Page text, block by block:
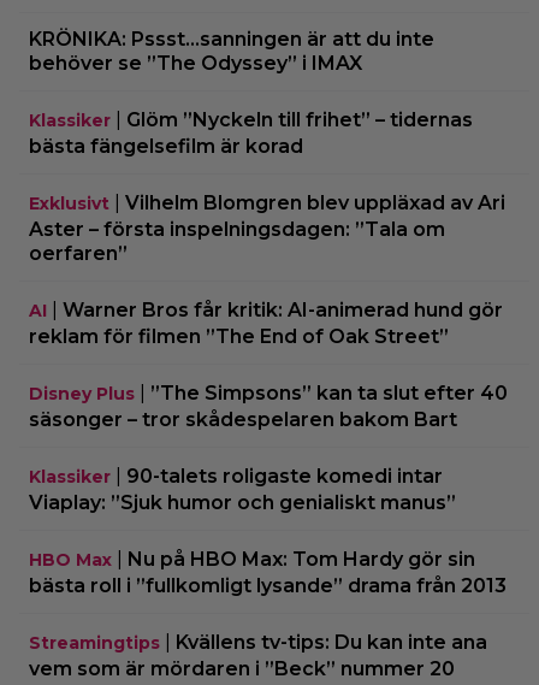
KRÖNIKA: Pssst…sanningen är att du inte
behöver se ”The Odyssey” i IMAX
Klassiker
Glöm ”Nyckeln till frihet” – tidernas
bästa fängelsefilm är korad
Exklusivt
Vilhelm Blomgren blev uppläxad av Ari
Aster – första inspelningsdagen: ”Tala om
oerfaren”
AI
Warner Bros får kritik: AI-animerad hund gör
reklam för filmen ”The End of Oak Street”
Disney Plus
”The Simpsons” kan ta slut efter 40
säsonger – tror skådespelaren bakom Bart
Klassiker
90-talets roligaste komedi intar
Viaplay: ”Sjuk humor och genialiskt manus”
HBO Max
Nu på HBO Max: Tom Hardy gör sin
bästa roll i ”fullkomligt lysande” drama från 2013
Streamingtips
Kvällens tv-tips: Du kan inte ana
vem som är mördaren i ”Beck” nummer 20